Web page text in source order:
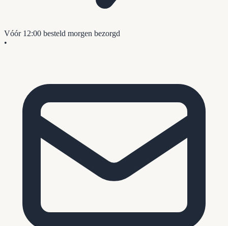
Vóór 12:00 besteld morgen bezorgd
•